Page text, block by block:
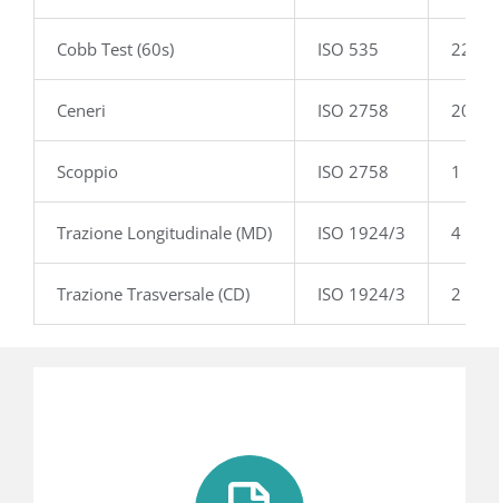
Cobb Test (60s) ISO 535 22
Ceneri ISO 2758 20 %
Scoppio ISO 2758 1 Kpa
Trazione Longitudinale (MD) ISO 1924/3 4 Kn/
Trazione Trasversale (CD) ISO 1924/3 2 Kn/